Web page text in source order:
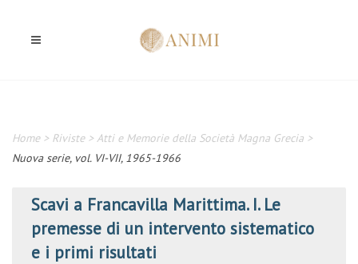
Home> Riviste> Atti e Memorie della Società Magna Grecia >
Nuova serie, vol. VI-VII, 1965-1966
Scavi a Francavilla Marittima. I. Le
premesse di un intervento sistematico
e i primi risultati